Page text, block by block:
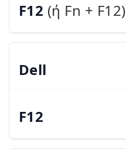
F12 (ή Fn + F12)
Dell
F12